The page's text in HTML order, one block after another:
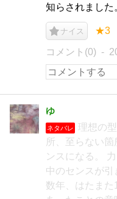
知らされました
ナイス ★3
コメント(0)
ゆ
ネタバレ
理想の
所、至らない
ンスになる。
中のセンスが
数年、はたま